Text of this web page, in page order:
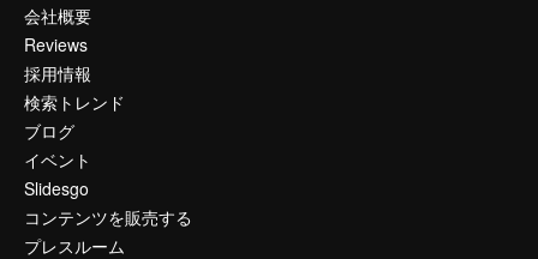
会社概要
Reviews
採用情報
検索トレンド
ブログ
イベント
Slidesgo
コンテンツを販売する
プレスルーム